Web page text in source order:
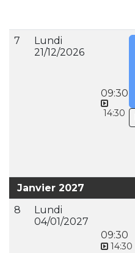
7
Lundi
21/12/2026
09:30
14:30
Janvier 2027
8
Lundi
04/01/2027
09:30
14:30